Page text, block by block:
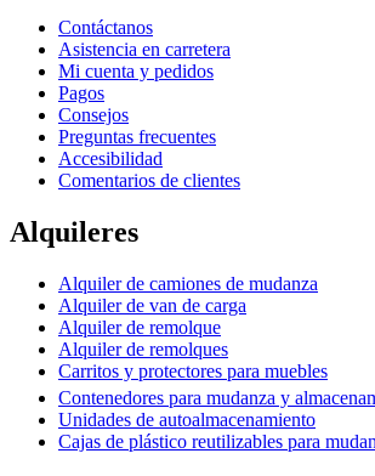
Contáctanos
Asistencia en carretera
Mi cuenta y pedidos
Pagos
Consejos
Preguntas frecuentes
Accesibilidad
Comentarios de clientes
Alquileres
Alquiler de camiones de mudanza
Alquiler de van de carga
Alquiler de remolque
Alquiler de remolques
Carritos y protectores para muebles
Contenedores para mudanza y
Unidades de autoalmacenamiento
Cajas de plástico reutilizables para